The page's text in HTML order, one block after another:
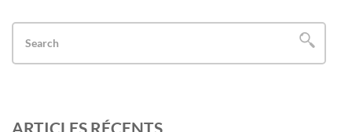
ARTICLES RÉCENTS